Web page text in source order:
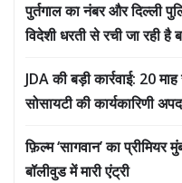
पुर्तगाल का नंबर और दिल्ली
विदेशी धरती से रची जा रही है
JDA की बड़ी कार्रवाई: 20
सोसायटी की कार्यकारिणी
फ़िल्म ‘सागवान’ का
बॉलीवुड में मारी एंट्री